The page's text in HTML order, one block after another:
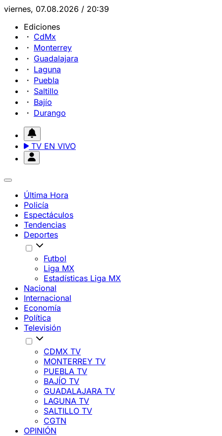
viernes, 07.08.2026 / 20:39
Ediciones
CdMx
Monterrey
Guadalajara
Laguna
Puebla
Saltillo
Bajío
Durango
TV EN VIVO
Última Hora
Policía
Espectáculos
Tendencias
Deportes
Futbol
Liga MX
Estadísticas Liga MX
Nacional
Internacional
Economía
Política
Televisión
CDMX TV
MONTERREY TV
PUEBLA TV
BAJÍO TV
GUADALAJARA TV
LAGUNA TV
SALTILLO TV
CGTN
OPINIÓN